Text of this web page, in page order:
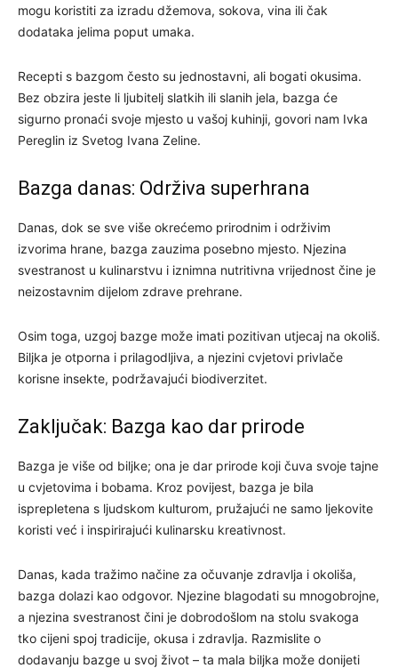
mogu koristiti za izradu džemova, sokova, vina ili čak
dodataka jelima poput umaka.
Recepti s bazgom često su jednostavni, ali bogati okusima.
Bez obzira jeste li ljubitelj slatkih ili slanih jela, bazga će
sigurno pronaći svoje mjesto u vašoj kuhinji, govori nam Ivka
Pereglin iz Svetog Ivana Zeline.
Bazga danas: Održiva superhrana
Danas, dok se sve više okrećemo prirodnim i održivim
izvorima hrane, bazga zauzima posebno mjesto. Njezina
svestranost u kulinarstvu i iznimna nutritivna vrijednost čine je
neizostavnim dijelom zdrave prehrane.
Osim toga, uzgoj bazge može imati pozitivan utjecaj na okoliš.
Biljka je otporna i prilagodljiva, a njezini cvjetovi privlače
korisne insekte, podržavajući biodiverzitet.
Zaključak: Bazga kao dar prirode
Bazga je više od biljke; ona je dar prirode koji čuva svoje tajne
u cvjetovima i bobama. Kroz povijest, bazga je bila
isprepletena s ljudskom kulturom, pružajući ne samo ljekovite
koristi već i inspirirajući kulinarsku kreativnost.
Danas, kada tražimo načine za očuvanje zdravlja i okoliša,
bazga dolazi kao odgovor. Njezine blagodati su mnogobrojne,
a njezina svestranost čini je dobrodošlom na stolu svakoga
tko cijeni spoj tradicije, okusa i zdravlja. Razmislite o
dodavanju bazge u svoj život – ta mala biljka može donijeti